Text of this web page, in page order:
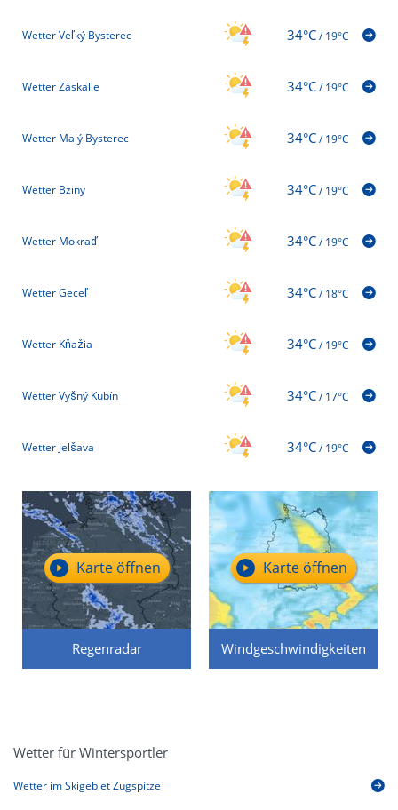
Wetter Veľký Bysterec 34°C/19°C
Wetter Záskalie 34°C/19°C
Wetter Malý Bysterec 34°C/19°C
Wetter Bziny 34°C/19°C
Wetter Mokraď 34°C/19°C
Wetter Geceľ 34°C/18°C
Wetter Kňažia 34°C/19°C
Wetter Vyšný Kubín 34°C/17°C
Wetter Jelšava 34°C/19°C
Regenradar
Karte öffnen
Windgeschwindigkeiten
Karte öffnen
Wetter für Wintersportler
Wetter im Skigebiet Zugspitze